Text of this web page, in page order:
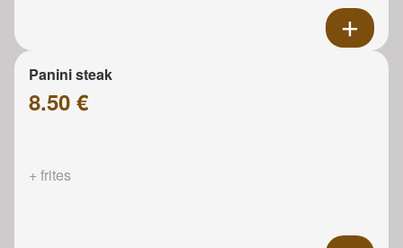
Panini steak
8.50 €
+ frites